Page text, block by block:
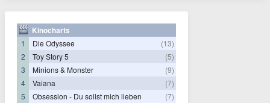
Kinocharts
1 Die Odyssee
(13)
2
Toy Story 5
(5)
3
Minions & Monster
(9)
4
Vaiana
(7)
5
Obsession - Du sollst mich lieben
(7)